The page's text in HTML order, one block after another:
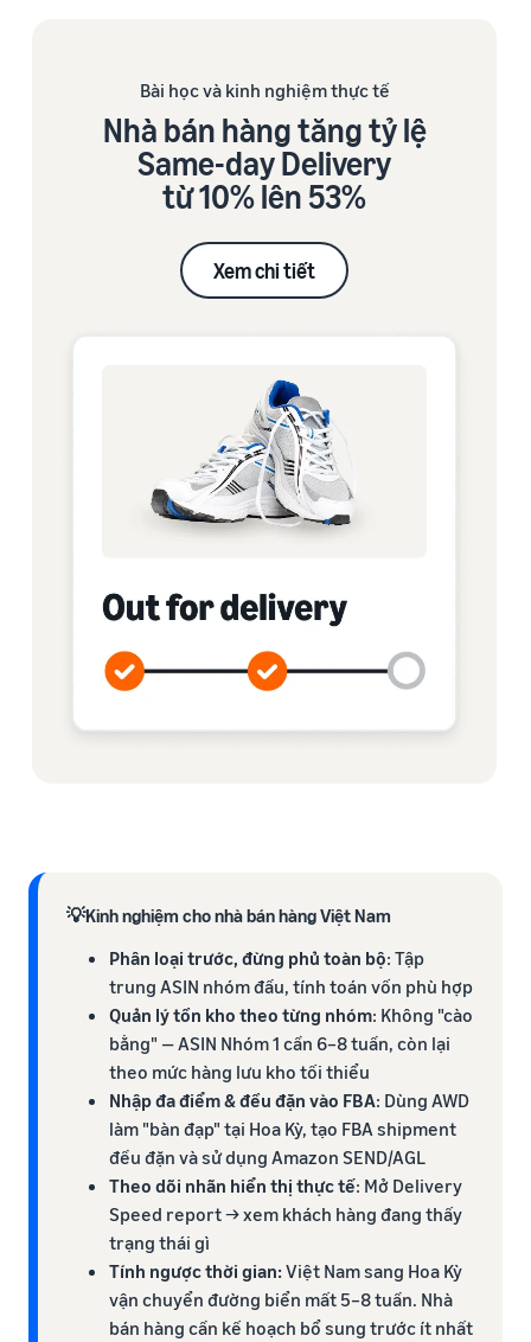
Bài học và kinh nghiệm thực tế
Nhà bán hàng tăng tỷ lệ
Same-day Delivery
từ 10% lên 53%
Xem chi tiết
💡Kinh nghiệm cho nhà bán hàng Việt Nam
Phân loại trước, đừng phủ toàn bộ: Tập
trung ASIN nhóm đầu, tính toán vốn phù hợp
Quản lý tồn kho theo từng nhóm: Không "cào
bằng" — ASIN Nhóm 1 cần 6–8 tuần, còn lại
theo mức hàng lưu kho tối thiểu
Nhập đa điểm & đều đặn vào FBA: Dùng AWD
làm "bàn đạp" tại Hoa Kỳ, tạo FBA shipment
đều đặn và sử dụng Amazon SEND/AGL
Theo dõi nhãn hiển thị thực tế: Mở Delivery
Speed report → xem khách hàng đang thấy
trạng thái gì
Tính ngược thời gian:Việt Nam sang Hoa Kỳ
vận chuyển đường biển mất 5–8 tuần. Nhà
bán hàng cần kế hoạch bổ sung trước ít nhất